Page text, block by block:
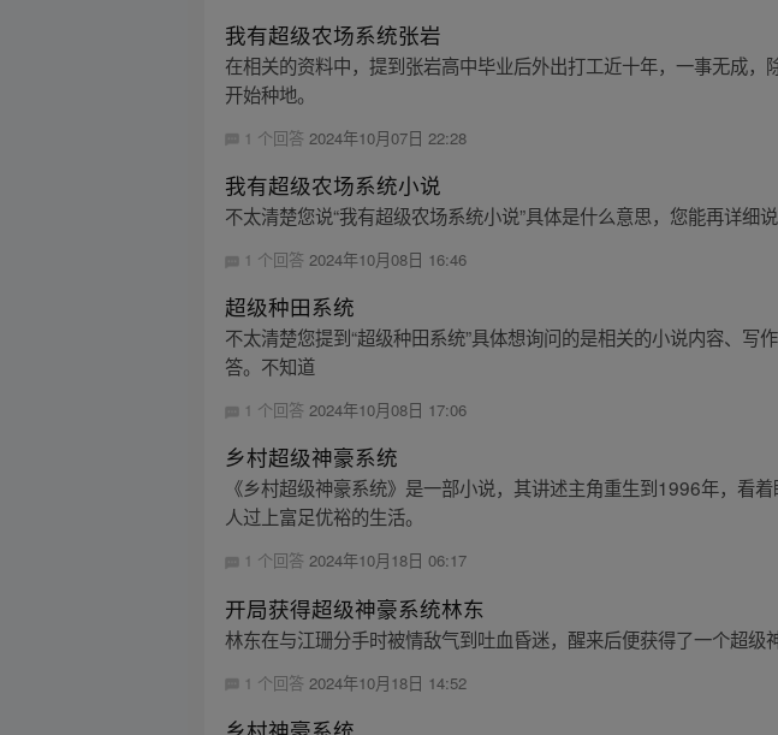
我有超级农场系统张岩
在相关的资料中，提到张岩高中毕业后外出打工近十年，一事无成
开始种地。
1 个回答 2024年10月07日 22:28
我有超级农场系统小说
不太清楚您说“我有超级农场系统小说”具体是什么意思，您能再详细
1 个回答2024年10月08日 16:46
超级种田系统
不太清楚您提到“超级种田系统”具体想询问的是相关的小说内容、
答。不知道
1 个回答2024年10月08日 17:06
乡村超级神豪系统
《乡村超级神豪系统》是一部小说，其讲述主角重生到1996年，看
人过上富足优裕的生活。
1 个回答2024年10月18日 06:17
开局获得超级神豪系统林东
林东在与江珊分手时被情敌气到吐血昏迷，醒来后便获得了一个超级
1 个回答 2024年10月18日 14:52